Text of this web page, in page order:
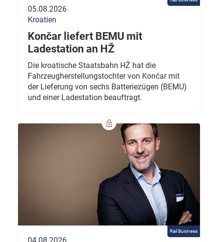
05.08.2026
Kroatien
Končar liefert BEMU mit
Ladestation an HŽ
Die kroatische Staatsbahn HŽ hat die
Fahrzeugherstellungstochter von Končar mit
der Lieferung von sechs Batteriezügen (BEMU)
und einer Ladestation beauftragt.
Rail Business